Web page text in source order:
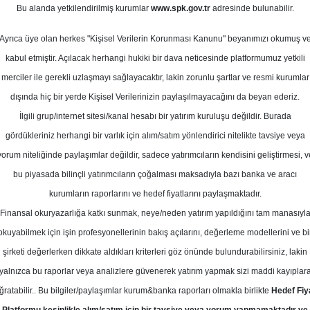
2025
Potansiyeli
Kurum Sayısı
17 6 7
Çarşamba, 08 Ocak 2025
Yatırım ASELS Hedef Fiyat
ASELSAN için hedef fiyatını
tavsiyesini "al" olarak
Bu alanda yetkilendirilmiş kurumlar www.spk.gov.tradresinde bulunabilir.
Ayrıca üye olan herkes "Kişisel Verilerin Korunması Kanunu" beyanımızı okumuş ve
kabul etmiştir. Açılacak herhangi hukiki bir dava neticesinde platformumuz yetkili
merciler ile gerekli uzlaşmayı sağlayacaktır, lakin zorunlu şartlar ve resmi kurumlar
dışında hiç bir yerde Kişisel Verilerinizin paylaşılmayacağını da beyan ederiz.
İlgili grup/internet sitesi/kanal hesabı bir yatırım kuruluşu değildir. Burada
gördükleriniz herhangi bir varlık için alım/satım yönlendirici nitelikte tavsiye veya
niteliğinde paylaşımlar değildir, sadece yatırımcıların kendisini geliştirmesi,
bu piyasada bilinçli yatırımcıların çoğalması maksadıyla bazı banka ve aracı
kurumların raporlarını ve hedef fiyatlarını paylaşmaktadır.
Finansal okuryazarlığa katkı sunmak, neye/neden yatırım yapıldığını tam manasıyla
için işin profesyonellerinin bakış açılarını, değerleme modellerini ve
şirketi değerlerken dikkate aldıkları kriterleri göz önünde bulundurabilirsiniz, lakin
yalnızca bu raporlar veya analizlere güvenerek yatırım yapmak sizi maddi
Bu bilgiler/paylaşımlar kurum&banka raporları olmakla birlikte Hedef